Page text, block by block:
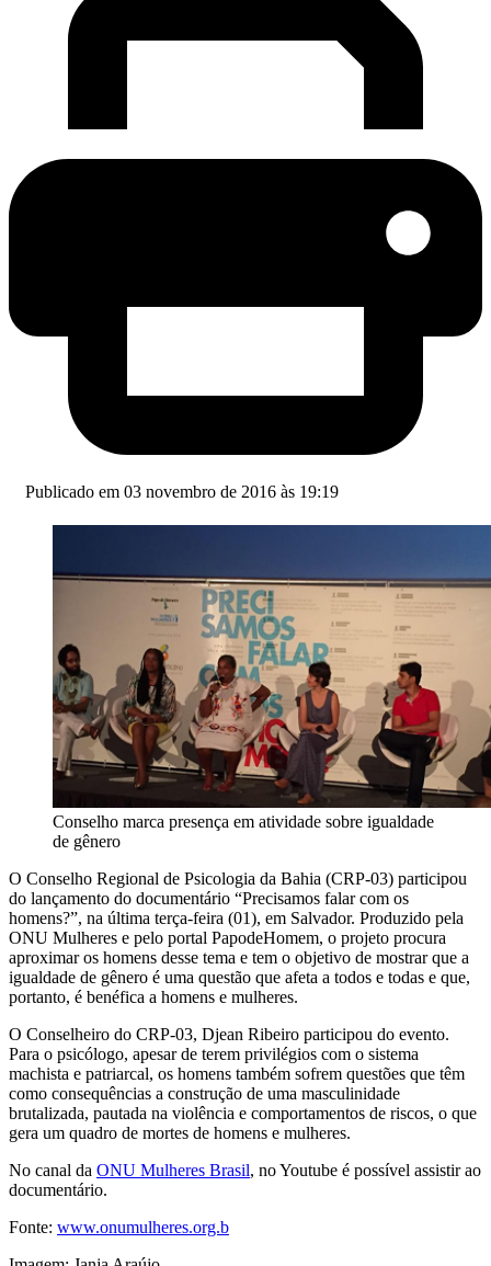
Publicado em 03 novembro de 2016 às 19:19
Conselho marca presença em atividade sobre igualdade
de gênero
O Conselho Regional de Psicologia da Bahia (CRP-03) participou
do lançamento do documentário “Precisamos falar com os
homens?”, na última terça-feira (01), em Salvador. Produzido pela
ONU Mulheres e pelo portal PapodeHomem, o projeto procura
aproximar os homens desse tema e tem o objetivo de mostrar que a
igualdade de gênero é uma questão que afeta a todos e todas e que,
portanto, é benéfica a homens e mulheres.
O Conselheiro do CRP-03, Djean Ribeiro participou do evento.
Para o psicólogo, apesar de terem privilégios com o sistema
machista e patriarcal, os homens também sofrem questões que têm
como consequências a construção de uma masculinidade
brutalizada, pautada na violência e comportamentos de riscos, o que
gera um quadro de mortes de homens e mulheres.
No canal da ONU Mulheres Brasil, no Youtube é possível assistir ao
documentário.
Fonte: www.onumulheres.org.b